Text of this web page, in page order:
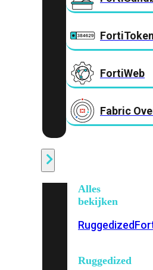
FortiToken
FortiWeb
Fabric
Alles
bekijken
Ruggedized
Ruggedized